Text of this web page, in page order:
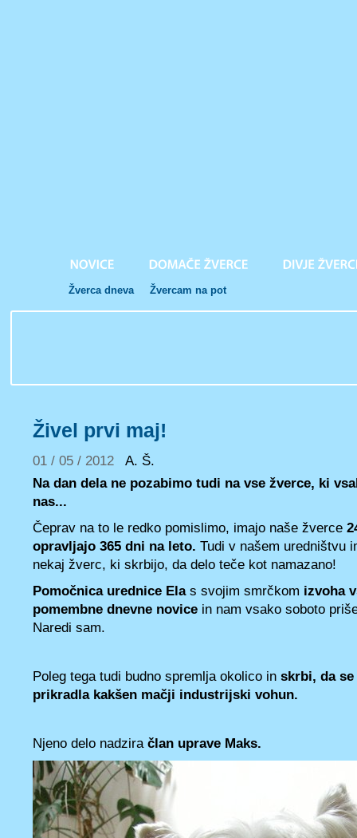
Žverca dneva Žvercam na pot
Živel prvi maj!
01 / 05 / 2012 A. Š.
Na dan dela ne pozabimo tudi na vse žverce, ki
nas...
Čeprav na to le redko pomislimo, imajo naše žverce
opravljajo 365 dni na leto. Tudi v našem uredništvu
nekaj žverc, ki skrbijo, da delo teče kot namazano!
Pomočnica urednice Ela s svojim smrčkom izvoha
pomembne dnevne novice in nam vsako soboto
Naredi sam.
Poleg tega tudi budno spremlja okolico in skrbi, da
prikradla kakšen mačji industrijski vohun.
Njeno delo nadziračlan uprave Maks.